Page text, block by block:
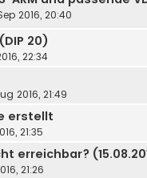
2016, 20:40
20)
22:34
2016, 21:49
erstellt
21:35
erreichbar?
21:26